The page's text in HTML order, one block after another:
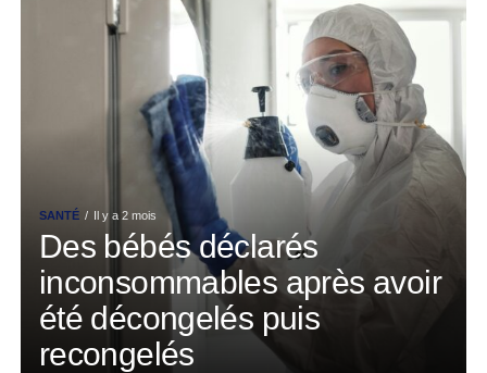
SANTÉ Il y a 2 mois
Des bébés déclarés
inconsommables après avoir
été décongelés puis
recongelés